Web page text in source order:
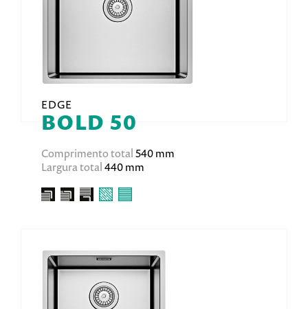
EDGE
BOLD 50
Comprimento total540 mm
Largura total440 mm